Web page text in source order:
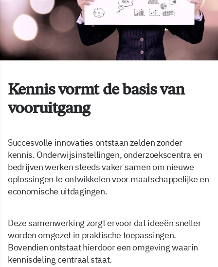
Kennis vormt de basis van
vooruitgang
Succesvolle innovaties ontstaan zelden zonder
kennis. Onderwijsinstellingen, onderzoekscentra en
bedrijven werken steeds vaker samen om nieuwe
oplossingen te ontwikkelen voor maatschappelijke en
economische uitdagingen.
Deze samenwerking zorgt ervoor dat ideeën sneller
worden omgezet in praktische toepassingen.
Bovendien ontstaat hierdoor een omgeving waarin
kennisdeling centraal staat.